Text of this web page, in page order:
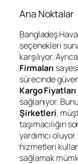
Ana Noktalar
Bangladeş
seçenekleri
karşılıyor.
Firmaları
sürecinde
Kargo Fiyatları
sağlanıyor.
Şirketleri,
taşımacılığın
yardımcı
hizmetleri
sağlamak